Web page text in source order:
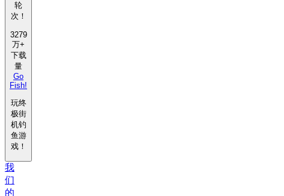
轮
次！
3279
万+
下载
量
Go
Fish!
玩终
极街
机钓
鱼游
戏！
我
们
的